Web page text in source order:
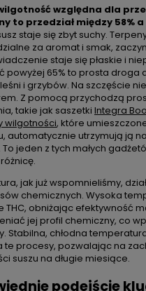
względna dla
to przedział między 58% a
staje się zbyt suchy.
za aromat i smak,
staje się płaskie i
powyżej 65% to prosta droga
i grzybów. Na szczęście
Z pomocą przychodzą
takie jak saszetki Integra
wilgotności, które
automatycznie utrzymują ją
jeden z tych małych
jak już wspomnieliśmy,
chemicznych. Wysoka
THC, obniżając efektywność
jej profil chemiczny, co
Stabilna, chłodna
te procesy, pozwalając na
suszu na długie miesiące.
podejście